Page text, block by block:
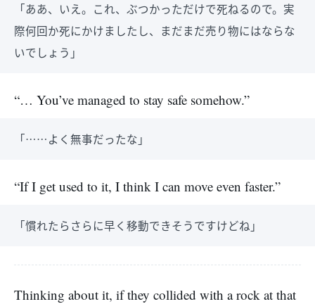
「ああ、いえ。これ、ぶつかっただけで死ねるので。実
際何回か死にかけましたし、まだまだ売り物にはならな
いでしょう」
“… You’ve managed to stay safe somehow.”
「……よく無事だったな」
“If I get used to it, I think I can move even faster.”
「慣れたらさらに早く移動できそうですけどね」
Thinking about it, if they collided with a rock at that